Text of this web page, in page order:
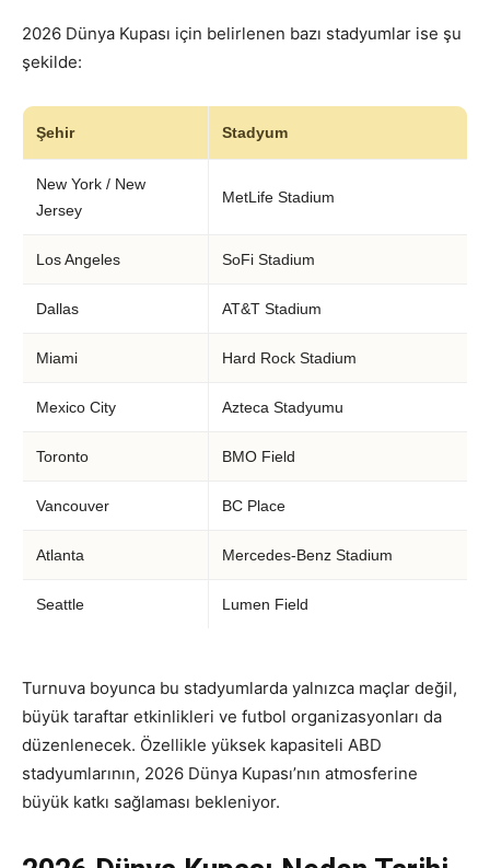
2026 Dünya Kupası için belirlenen bazı stadyumlar ise şu
şekilde:
Şehir Stadyum
New York / New
Jersey
MetLife Stadium
Los Angeles SoFi Stadium
Dallas AT&T Stadium
Miami Hard Rock Stadium
Mexico City Azteca Stadyumu
Toronto BMO Field
Vancouver BC Place
Atlanta Mercedes-Benz Stadium
Seattle Lumen Field
Turnuva boyunca bu stadyumlarda yalnızca maçlar değil,
büyük taraftar etkinlikleri ve futbol organizasyonları da
düzenlenecek. Özellikle yüksek kapasiteli ABD
stadyumlarının, 2026 Dünya Kupası’nın atmosferine
büyük katkı sağlaması bekleniyor.